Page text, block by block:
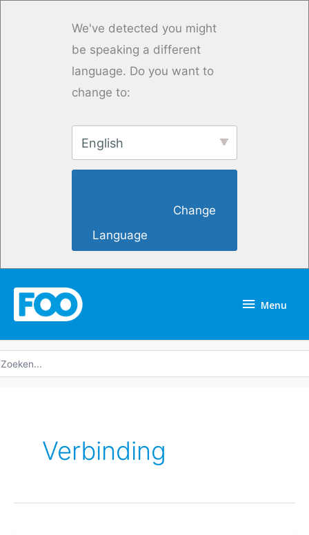
We've detected you might
be speaking a different
language. Do you want to
change to:
English
Language
Menu
Verbinding